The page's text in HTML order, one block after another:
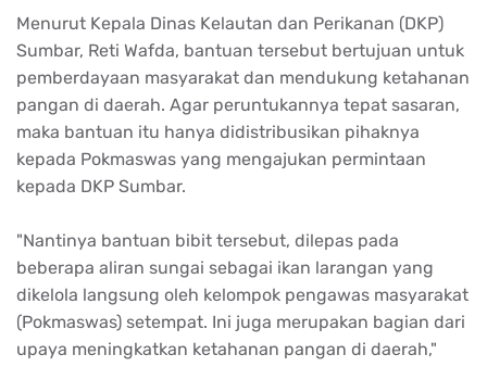
Menurut Kepala Dinas Kelautan dan Perikanan (DKP)
Sumbar, Reti Wafda, bantuan tersebut bertujuan untuk
pemberdayaan masyarakat dan mendukung ketahanan
pangan di daerah. Agar peruntukannya tepat sasaran,
maka bantuan itu hanya didistribusikan pihaknya
kepada Pokmaswas yang mengajukan permintaan
kepada DKP Sumbar.
"Nantinya bantuan bibit tersebut, dilepas pada
beberapa aliran sungai sebagai ikan larangan yang
dikelola langsung oleh kelompok pengawas masyarakat
(Pokmaswas) setempat. Ini juga merupakan bagian dari
upaya meningkatkan ketahanan pangan di daerah,"